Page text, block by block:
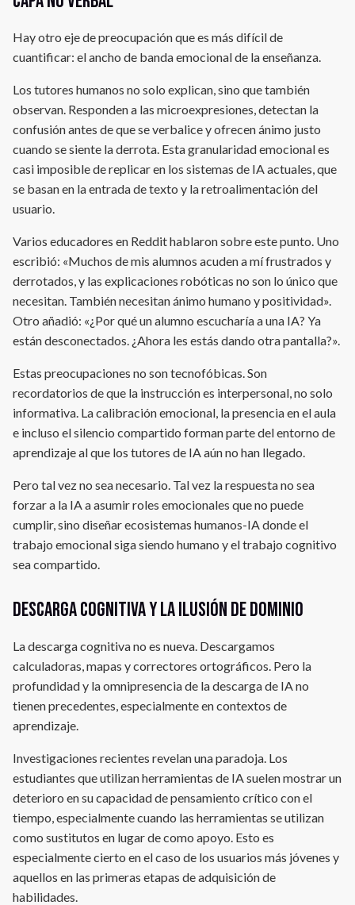
Hay otro eje de preocupación que es más difícil de
cuantificar: el ancho de banda emocional de la enseñanza.
Los tutores humanos no solo explican, sino que también
observan. Responden a las microexpresiones, detectan la
confusión antes de que se verbalice y ofrecen ánimo justo
cuando se siente la derrota. Esta granularidad emocional es
casi imposible de replicar en los sistemas de IA actuales, que
se basan en la entrada de texto y la retroalimentación del
usuario.
Varios educadores en Reddit hablaron sobre este punto. Uno
escribió: «Muchos de mis alumnos acuden a mí frustrados y
derrotados, y las explicaciones robóticas no son lo único que
necesitan. También necesitan ánimo humano y positividad».
Otro añadió: «¿Por qué un alumno escucharía a una IA? Ya
están desconectados. ¿Ahora les estás dando otra pantalla?».
Estas preocupaciones no son tecnofóbicas. Son
recordatorios de que la instrucción es interpersonal, no solo
informativa. La calibración emocional, la presencia en el aula
e incluso el silencio compartido forman parte del entorno de
aprendizaje al que los tutores de IA aún no han llegado.
Pero tal vez no sea necesario. Tal vez la respuesta no sea
forzar a la IA a asumir roles emocionales que no puede
cumplir, sino diseñar ecosistemas humanos-IA donde el
trabajo emocional siga siendo humano y el trabajo cognitivo
sea compartido.
Descarga cognitiva y la ilusión de dominio
La descarga cognitiva no es nueva. Descargamos
calculadoras, mapas y correctores ortográficos. Pero la
profundidad y la omnipresencia de la descarga de IA no
tienen precedentes, especialmente en contextos de
aprendizaje.
Investigaciones recientes revelan una paradoja. Los
estudiantes que utilizan herramientas de IA suelen mostrar un
deterioro en su capacidad de pensamiento crítico con el
tiempo, especialmente cuando las herramientas se utilizan
como sustitutos en lugar de como apoyo. Esto es
especialmente cierto en el caso de los usuarios más jóvenes y
aquellos en las primeras etapas de adquisición de
habilidades.